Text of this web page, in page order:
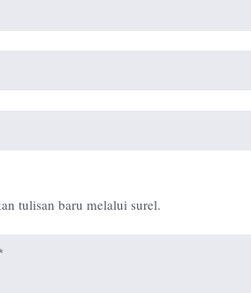
tulisan baru melalui surel.